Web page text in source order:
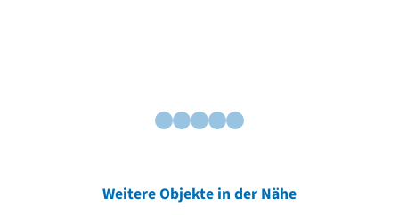
Weitere Objekte in der Nähe